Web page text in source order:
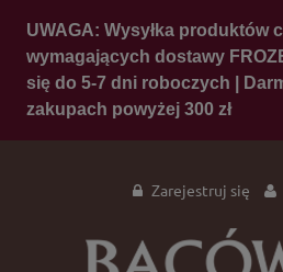
Zarejestruj się